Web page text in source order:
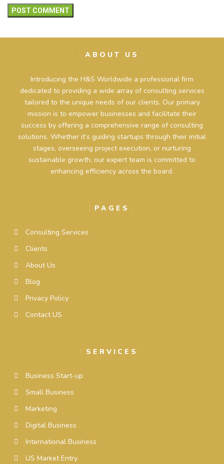
ABOUT US
Introducing the H&S Worldwide a professional firm
dedicated to providing a wide array of consulting services
tailored to the unique needs of our clients. Our primary
mission is to empower businesses and facilitate their
success by offering a comprehensive range of consulting
solutions. Whether it’s guiding startups through their initial
stages, overseeing project execution, or nurturing
sustainable growth, our expert team is committed to
enhancing efficiency across the board.
PAGES
Consulting Services
Clients
About Us
Blog
Privacy Policy
Contact US
SERVICES
Business Start-up
Small Business
Marketing
Digital Business
International Business
US Market Entry